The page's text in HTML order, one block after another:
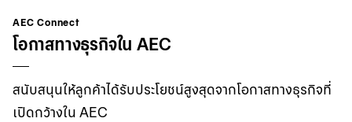
เกี่ยวกับธนาคารกรุงเทพ
華人事務
AEC Connect
โอกาสทางธุรกิจใน AEC
สนับสนุนให้ลูกค้าได้รับประโยชน์สูงสุดจากโอกาสทางธุรกิจที่
เปิดกว้างใน AEC